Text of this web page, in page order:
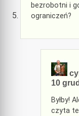
bezrobotni i
ograniczeń?
10
Byłby!
czyta